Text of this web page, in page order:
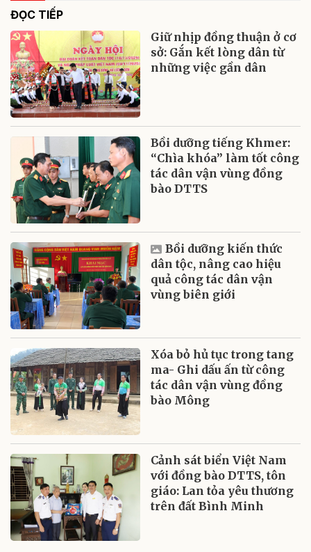
ĐỌC TIẾP
Giữ nhịp đồng thuận ở cơ
sở: Gắn kết lòng dân từ
những việc gần dân
Bồi dưỡng tiếng Khmer:
“Chìa khóa” làm tốt công
tác dân vận vùng đồng
bào DTTS
Bồi dưỡng kiến thức
dân tộc, nâng cao hiệu
quả công tác dân vận
vùng biên giới
Xóa bỏ hủ tục trong tang
ma- Ghi dấu ấn từ công
tác dân vận vùng đồng
bào Mông
Cảnh sát biển Việt Nam
với đồng bào DTTS, tôn
giáo: Lan tỏa yêu thương
trên đất Bình Minh